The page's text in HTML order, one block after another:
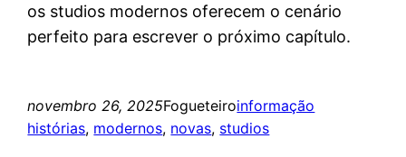
os studios modernos oferecem o cenário
perfeito para escrever o próximo capítulo.
novembro 26, 2025Fogueteiroinformação
histórias, modernos, novas, studios